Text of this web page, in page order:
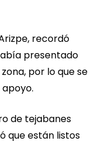
recordó
presentado
por lo que se
de tejabanes
que están listos